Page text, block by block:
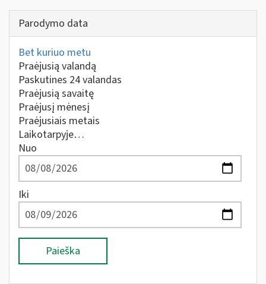
Parodymo data
Bet kuriuo metu
Praėjusią valandą
Paskutines 24 valandas
Praėjusią savaitę
Praėjusį mėnesį
Praėjusiais metais
Laikotarpyje…
Nuo
Iki
Paieška